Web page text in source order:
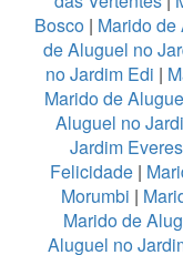
Bosco | Marido
de Aluguel no
no Jardim Edi |
Marido de
Aluguel no
Jardim
Felicidade |
Morumbi |
Marido de
Aluguel no